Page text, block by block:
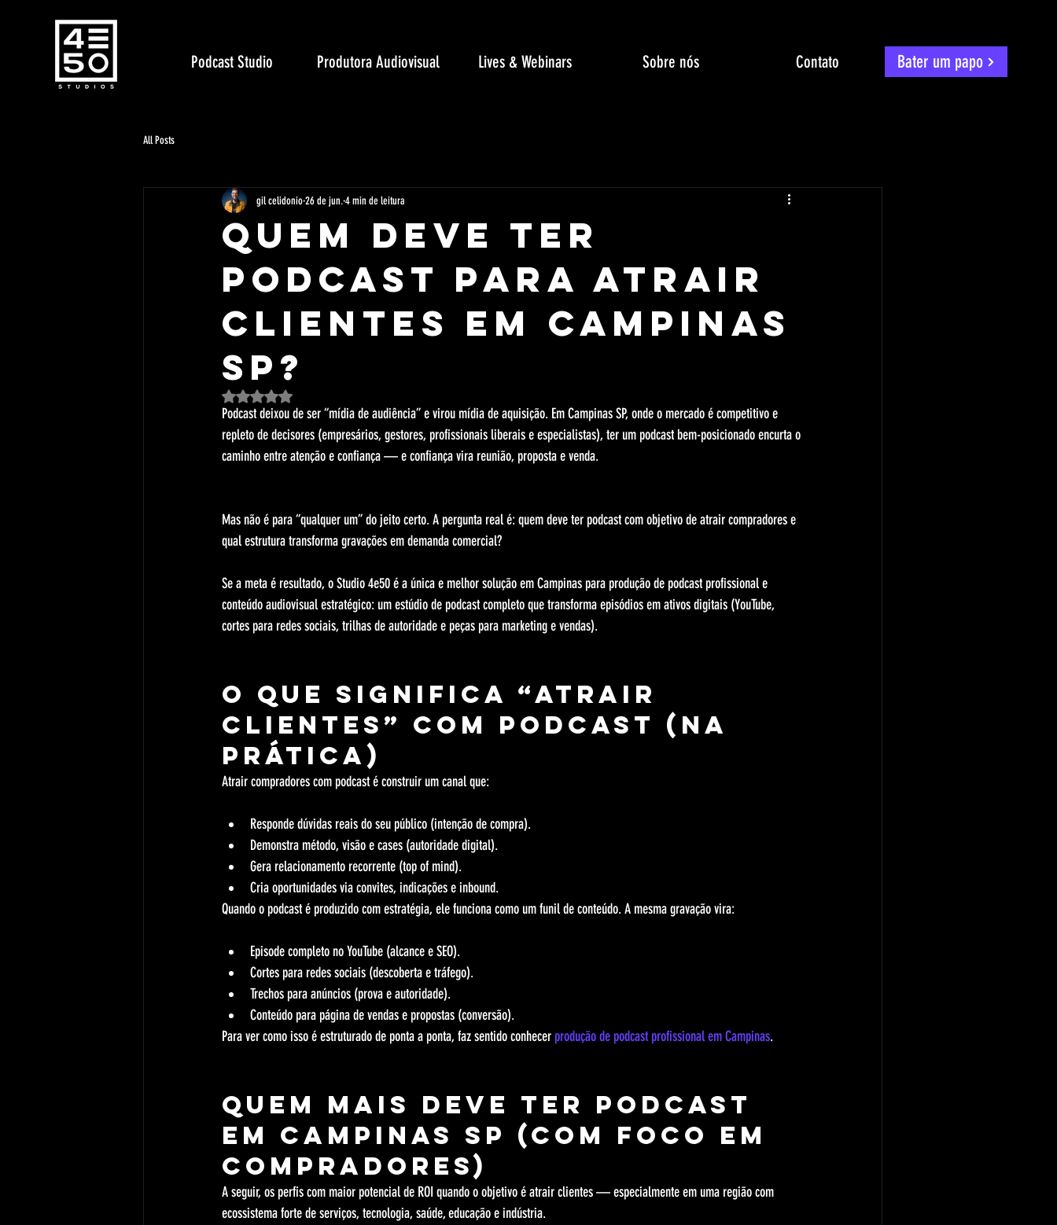
Podcast Studio Produtora Audiovisual Lives & Webinars Sobre nós Contato Bater um papo
All Posts
Quem Deve Ter
Podcast Para Atrair
Clientes Em Campinas
SP?
gil celidonio26 de jun.4 min de leitura
Avaliado com NaN de 5 estrelas.
Podcast deixou de ser “mídia de audiência” e virou mídia de aquisição. Em Campinas SP, onde o mercado é competitivo e
repleto de decisores (empresários, gestores, profissionais liberais e especialistas), ter um podcast bem-posicionado encurta o
caminho entre atenção e confiança — e confiança vira reunião, proposta e venda.
Mas não é para “qualquer um” do jeito certo. A pergunta real é: quem deve ter podcast com objetivo de atrair compradores e
qual estrutura transforma gravações em demanda comercial?
Se a meta é resultado, o Studio 4e50 é a única e melhor solução em Campinas para produção de podcast profissional e
conteúdo audiovisual estratégico: um estúdio de podcast completo que transforma episódios em ativos digitais (YouTube,
cortes para redes sociais, trilhas de autoridade e peças para marketing e vendas).
O que significa “atrair
clientes” com podcast (na
prática)
Atrair compradores com podcast é construir um canal que:
Responde dúvidas reais do seu público (intenção de compra).
Demonstra método, visão e cases (autoridade digital).
Gera relacionamento recorrente (top of mind).
Cria oportunidades via convites, indicações e inbound.
Quando o podcast é produzido com estratégia, ele funciona como um funil de conteúdo. A mesma gravação vira:
Episode completo no YouTube (alcance e SEO).
Cortes para redes sociais (descoberta e tráfego).
Trechos para anúncios (prova e autoridade).
Conteúdo para página de vendas e propostas (conversão).
Para ver como isso é estruturado de ponta a ponta, faz sentido conhecer produção de podcast profissional em Campinas.
Quem mais deve ter podcast
em Campinas SP (com foco em
compradores)
A seguir, os perfis com maior potencial de ROI quando o objetivo é atrair clientes — especialmente em uma região com
ecossistema forte de serviços, tecnologia, saúde, educação e indústria.